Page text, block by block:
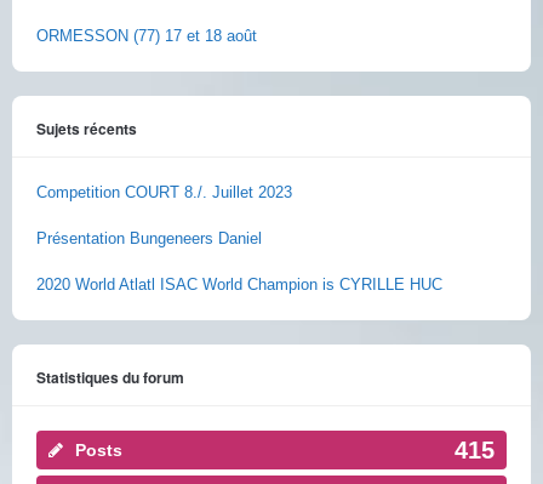
ORMESSON (77) 17 et 18 août
Sujets récents
Competition COURT 8./. Juillet 2023
Présentation Bungeneers Daniel
2020 World Atlatl ISAC World Champion is CYRILLE HUC
Statistiques du forum
Posts
415